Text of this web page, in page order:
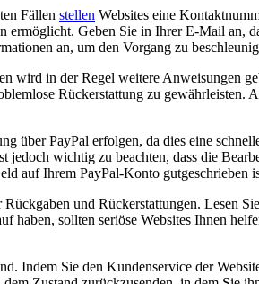
Fällen stellen Websites eine
ermöglicht. Geben Sie in ​Ihrer‍ E-Mail an,
an, ⁢um den ⁤Vorgang zu
wird in der Regel weitere Anweisungen⁢
Rückerstattung zu ‍gewährleisten.
über PayPal erfolgen, da ⁤dies⁤ eine
wichtig zu beachten,​ dass die
auf Ihrem PayPal-Konto gutgeschrieben
und Rückerstattungen. Lesen
haben, sollten seriöse Websites Ihnen
⁤Indem Sie den⁣ Kundenservice der⁤